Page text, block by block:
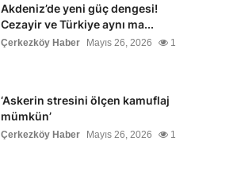
Akdeniz’de yeni güç dengesi!
Cezayir ve Türkiye aynı ma...
Çerkezköy Haber Mayıs 26, 2026 1
‘Askerin stresini ölçen kamuflaj
mümkün’
Çerkezköy Haber Mayıs 26, 2026 1